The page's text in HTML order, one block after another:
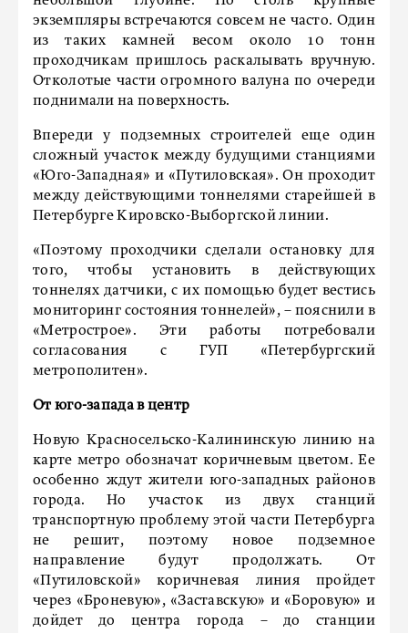
экземпляры встречаются совсем не часто. Один
из таких камней весом около 10 тонн
проходчикам пришлось раскалывать вручную.
Отколотые части огромного валуна по очереди
поднимали на поверхность.
Впереди у подземных строителей еще один
сложный участок между будущими станциями
«Юго-Западная» и «Путиловская». Он проходит
между действующими тоннелями старейшей в
Петербурге Кировско-Выборгской линии.
«Поэтому проходчики сделали остановку для
того, чтобы установить в действующих
тоннелях датчики, с их помощью будет вестись
мониторинг состояния тоннелей», – пояснили в
«Метрострое». Эти работы потребовали
согласования с ГУП «Петербургский
метрополитен».
От юго-запада в центр
Новую Красносельско-Калининскую линию на
карте метро обозначат коричневым цветом. Ее
особенно ждут жители юго-западных районов
города. Но участок из двух станций
транспортную проблему этой части Петербурга
не решит, поэтому новое подземное
направление будут продолжать. От
«Путиловской» коричневая линия пройдет
через «Броневую», «Заставскую» и «Боровую» и
дойдет до центра города – до станции